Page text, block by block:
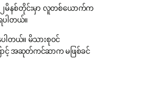
န် ၂မိနစ်တိုင်းမှာ လူတစ်ယောက်က
ါတယ်။
တယ်။ မိသားစုဝင်
င့် အဆုတ်ကင်ဆာက မဖြစ်ခင်